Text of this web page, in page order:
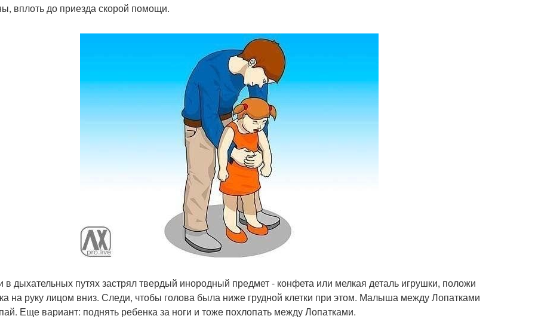
вплоть до приезда скорой помощи.
в дыхательных путях застрял твердый инородный предмет - конфета или мелкая деталь игрушки, положи
на руку лицом вниз. Следи, чтобы голова была ниже грудной клетки при этом. Малыша между Лопатками
Еще вариант: поднять ребенка за ноги и тоже похлопать между Лопатками.